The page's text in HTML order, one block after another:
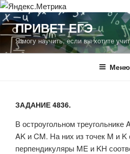
Перейти
содержимому
ПРИВЕТ ЕГЭ
Я могу научить, если вы хотите
Меню
ЗАДАНИЕ 4836.
В остроугольном
AK и CM. На них из точек M и
перпендикуляры ME и KH